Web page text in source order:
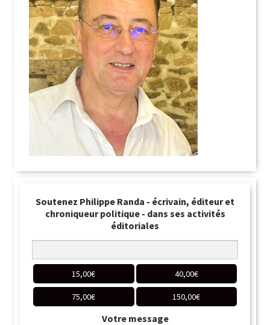
Soutenez Philippe Randa - écrivain, éditeur et
chroniqueur politique - dans ses activités
éditoriales
15,00€ 40,00€
75,00€ 150,00€
Votre message